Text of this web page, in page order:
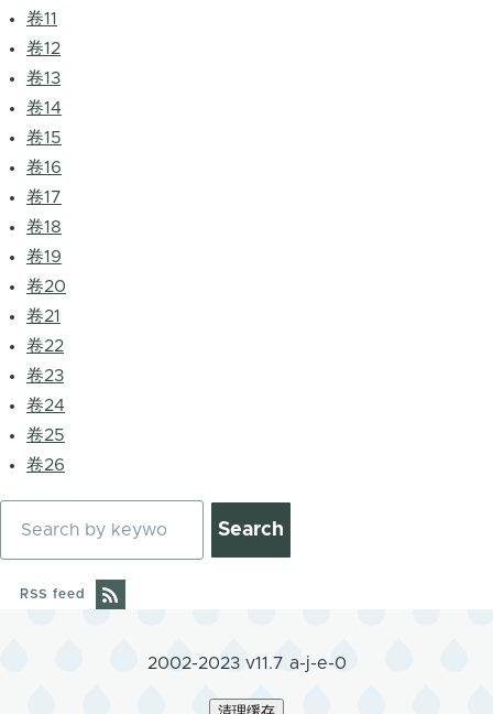
卷11
卷12
卷13
卷14
卷15
卷16
卷17
卷18
卷19
卷20
卷21
卷22
卷23
卷24
卷25
卷26
RSS feed
2002-2023 v11.7 a-j-e-0